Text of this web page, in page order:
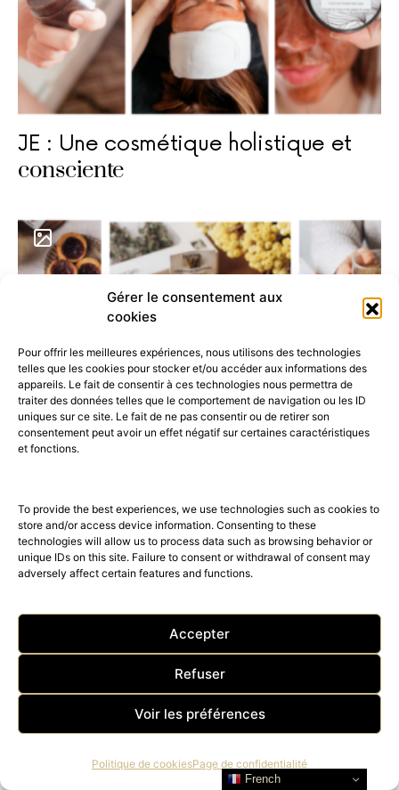
Gérer le consentement aux
cookies
Pour offrir les meilleures expériences, nous utilisons des technologies
telles que les cookies pour stocker et/ou accéder aux informations des
appareils. Le fait de consentir à ces technologies nous permettra de
traiter des données telles que le comportement de navigation ou les ID
uniques sur ce site. Le fait de ne pas consentir ou de retirer son
consentement peut avoir un effet négatif sur certaines caractéristiques
et fonctions.
To provide the best experiences, we use technologies such as cookies to
store and/or access device information. Consenting to these
technologies will allow us to process data such as browsing behavior or
unique IDs on this site. Failure to consent or withdrawal of consent may
adversely affect certain features and functions.
Accepter
Refuser
Voir les préférences
Politique de cookiesPage de confidentialité
JE : Une cosmétique holistique et
consciente
Horae réinvente le rituel de la
TOP 10
French